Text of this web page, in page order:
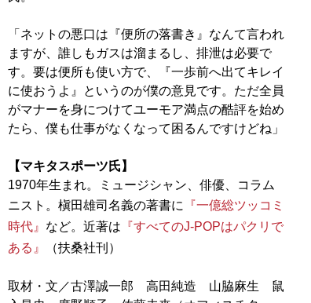
「ネットの悪口は『便所の落書き』なんて言われ
ますが、誰しもガスは溜まるし、排泄は必要で
す。要は便所も使い方で、『一歩前へ出てキレイ
に使おうよ』というのが僕の意見です。ただ全員
がマナーを身につけてユーモア満点の酷評を始め
たら、僕も仕事がなくなって困るんですけどね」
【マキタスポーツ氏】
1970年生まれ。ミュージシャン、俳優、コラム
ニスト。槇田雄司名義の著書に
『一億総ツッコミ
時代』 など。近著は 『すべてのJ‐POPはパクリで
ある』
（扶桑社刊）
取材・文／古澤誠一郎 高田純造 山脇麻生 鼠